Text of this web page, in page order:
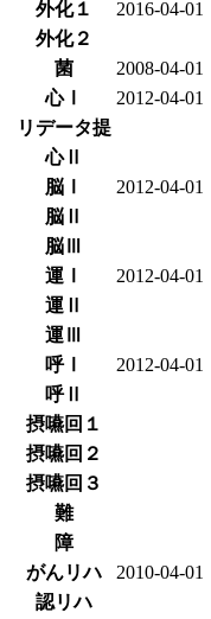
外化１
2016-04-01
外化２
菌
2008-04-01
心Ⅰ
2012-04-01
リデータ提
心Ⅱ
脳Ⅰ
2012-04-01
脳Ⅱ
脳Ⅲ
運Ⅰ
2012-04-01
運Ⅱ
運Ⅲ
呼Ⅰ
2012-04-01
呼Ⅱ
摂嚥回１
摂嚥回２
摂嚥回３
難
障
がんリハ
2010-04-01
認リハ